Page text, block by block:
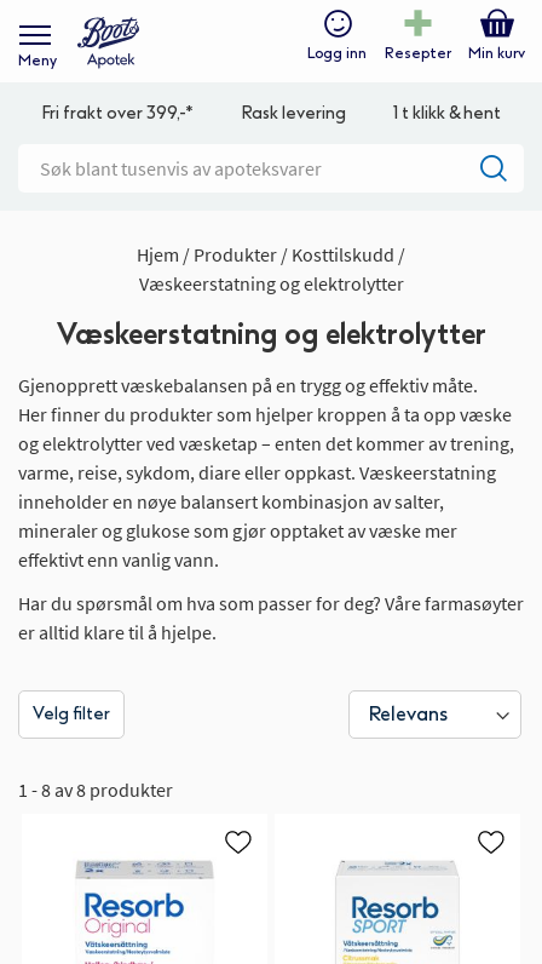
Meny Logg inn Resepter Min kurv
Fri frakt over 399,-* Rask levering 1 t klikk & hent
Hjem Produkter
Kosttilskudd
Væskeerstatning og elektrolytter
Væskeerstatning og elektrolytter
Gjenopprett væskebalansen på en trygg og effektiv måte.
Her finner du produkter som hjelper kroppen å ta opp væske
og elektrolytter ved væsketap – enten det kommer av trening,
varme, reise, sykdom, diare eller oppkast. Væskeerstatning
inneholder en nøye balansert kombinasjon av salter,
mineraler og glukose som gjør opptaket av væske mer
effektivt enn vanlig vann.
Har du spørsmål om hva som passer for deg? Våre farmasøyter
er alltid klare til å hjelpe.
Velg filter
1 - 8 av 8 produkter